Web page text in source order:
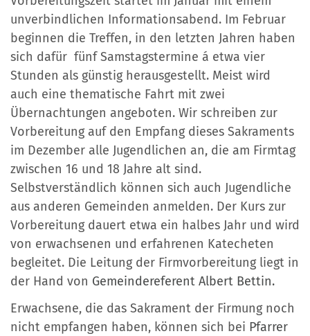
unverbindlichen Informationsabend. Im Februar
beginnen die Treffen, in den letzten Jahren haben
sich dafür fünf Samstagstermine á etwa vier
Stunden als günstig herausgestellt. Meist wird
auch eine thematische Fahrt mit zwei
Übernachtungen angeboten. Wir schreiben zur
Vorbereitung auf den Empfang dieses Sakraments
im Dezember alle Jugendlichen an, die am Firmtag
zwischen 16 und 18 Jahre alt sind.
Selbstverständlich können sich auch Jugendliche
aus anderen Gemeinden anmelden. Der Kurs zur
Vorbereitung dauert etwa ein halbes Jahr und wird
von erwachsenen und erfahrenen Katecheten
begleitet. Die Leitung der Firmvorbereitung liegt in
der Hand von Gemeindereferent Albert Bettin.
Erwachsene, die das Sakrament der Firmung noch
nicht empfangen haben, können sich bei Pfarrer